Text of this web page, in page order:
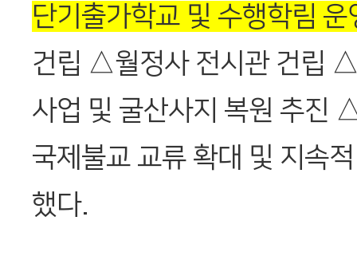
단기출가학교 및 수행학림
건립 △월정사 전시관 건립
사업 및 굴산사지 복원 추진
국제불교 교류 확대 및 지속
했다.